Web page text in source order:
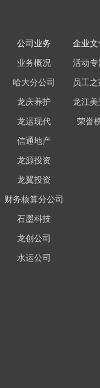
公司业务
业务概况
哈大分公司
龙庆养护
龙运现代
信通地产
龙源投资
龙翼投资
财务核算分公司
石墨科技
龙创公司
水运公司
企业文
活动专
员工之
龙江美
荣誉